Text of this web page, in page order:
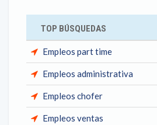
TOP BÚSQUEDAS
Empleos part time
Empleos administrativa
Empleos chofer
Empleos ventas